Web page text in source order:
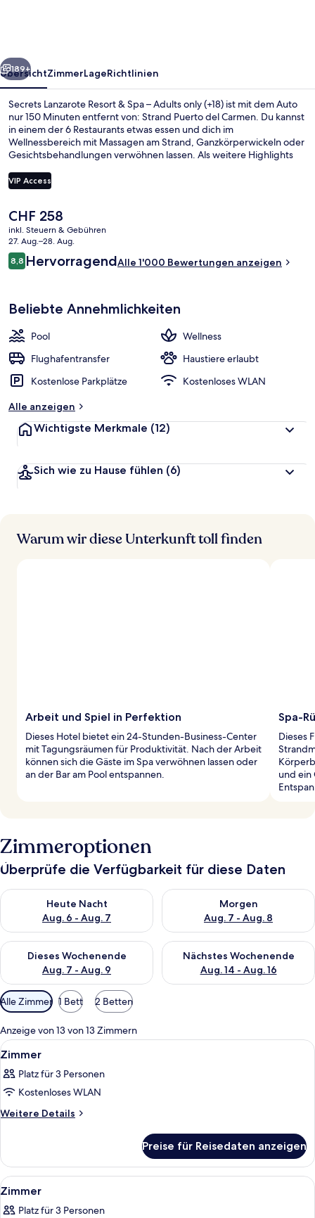
Adults
only
(+18)
Weiter
189+
ÜbersichtZimmerLageRichtlinien
Secrets Lanzarote Resort & Spa – Adults only (+18) ist mit dem Auto
nur 150 Minuten entfernt von: Strand Puerto del Carmen. Du kannst
in einem der 6 Restaurants etwas essen und dich im
Wellnessbereich mit Massagen am Strand, Ganzkörperwickeln oder
Gesichtsbehandlungen verwöhnen lassen. Als weitere Highlights
und einen Fitnessbereich. Andere Reisende lieben das hilfsbereite
Personal.
VIP Access
Der
aktuelle
Preis
beträgt
CHF 258.
CHF 258
inkl. Steuern & Gebühren
27. Aug.–28. Aug.
Bewertungen
8,88,8 von 10.
HervorragendAlle 1'000 Bewertungen anzeigen
Beliebte Annehmlichkeiten
Pool
Wellness
Flughafentransfer
Haustiere erlaubt
Kostenlose Parkplätze
Kostenloses WLAN
Alle anzeigen
Wichtigste Merkmale (12)
Sich wie zu Hause fühlen (6)
Warum wir diese Unterkunft toll finden
Arbeit und Spiel in Perfektion
Dieses Hotel bietet ein 24-Stunden-Business-Center
mit Tagungsräumen für Produktivität. Nach der Arbeit
können sich die Gäste im Spa verwöhnen lassen oder
an der Bar am Pool entspannen.
Spa-
Dieses
und ein
Zimmeroptionen
Überprüfe die Verfügbarkeit für diese Daten
Heute Nacht
Aug. 6 - Aug. 7
Überprüfe die Verfügbarkeit für heute Nacht, Aug. 6 - Aug. 7.
Morgen
Aug. 7 - Aug. 8
Überprüfe die Verfügbarkeit
Dieses Wochenende
Aug. 7 - Aug. 9
Überprüfe die Verfügbarkeit für dieses Wochenende, Aug. 7
Nächstes Wochenende
Aug. 14 - Aug. 16
Überprüfe die Verfügbarkeit
Verfügbare
Filter
für
Zimmer
Alle Zimmer 1 Bett 2 Betten
Anzeige von 13 von 13 Zimmern
Alle
Fotos
für
Zimmer
anzeigen
Ein Hotelzimmer mit einem großen
7
Zimmer
Platz für 3 Personen
Kostenloses WLAN
Weitere Details
Weitere
Preise für Reisedaten anzeigen
Alle
Fotos
Ein Hotelzimmer mit Sofa, kleinem
3
Zimmer
Platz für 3 Personen